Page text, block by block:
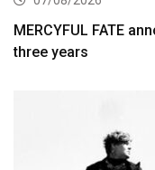
MERCYFUL FATE
three years